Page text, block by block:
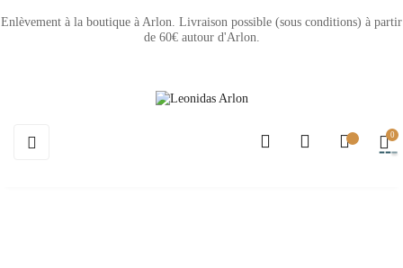
Enlèvement à la boutique à Arlon. Livraison possible (sous conditions) à partir
de 60€ autour d'Arlon.
Basculer
☰ 0